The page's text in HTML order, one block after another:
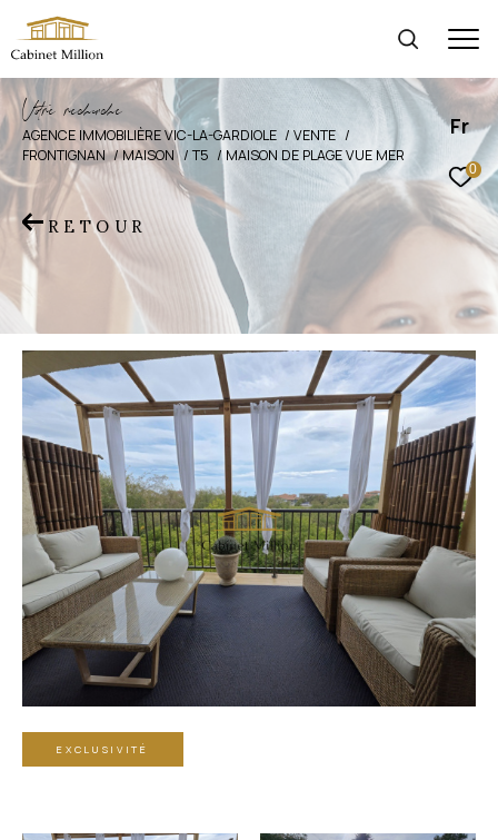
Fr
0
Vore recece
AGENCE IMMOBILIÈRE VIC-LA-GARDIOLE
VENTE
FRONTIGNAN
MAISON T5 MAISON DE PLAGE VUE MER
RETOUR
EXCLUSIVITÉ